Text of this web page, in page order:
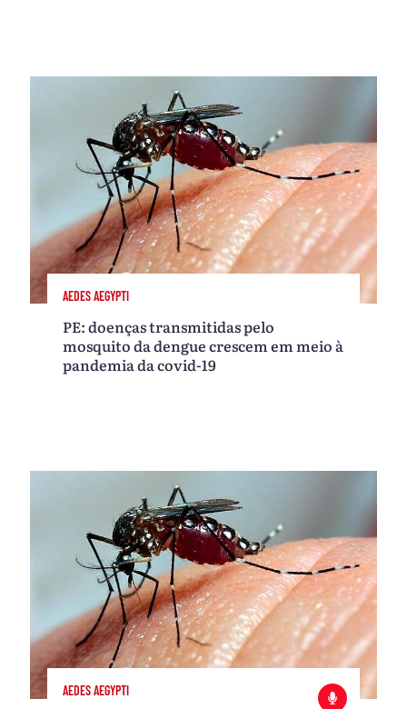
AEDES AEGYPTI
PE: doenças transmitidas pelo
mosquito da dengue crescem em meio à
pandemia da covid-19
AEDES AEGYPTI